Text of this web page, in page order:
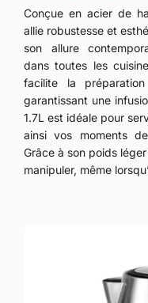
Conçue en acier de
allie robustesse et
son allure
dans toutes les
facilite la
garantissant une
1.7L est idéale pour
ainsi vos moments
Grâce à son poids
manipuler, même